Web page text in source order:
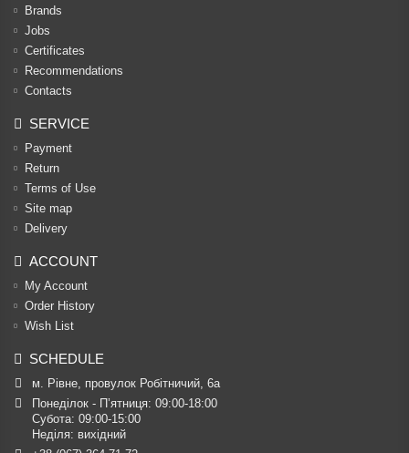
Brands
Jobs
Certificates
Recommendations
Contacts
SERVICE
Payment
Return
Terms of Use
Site map
Delivery
ACCOUNT
My Account
Order History
Wish List
SCHEDULE
м. Рівне, провулок Робітничий, 6а
Понеділок - П’ятниця: 09:00-18:00
Субота: 09:00-15:00
Неділя: вихідний